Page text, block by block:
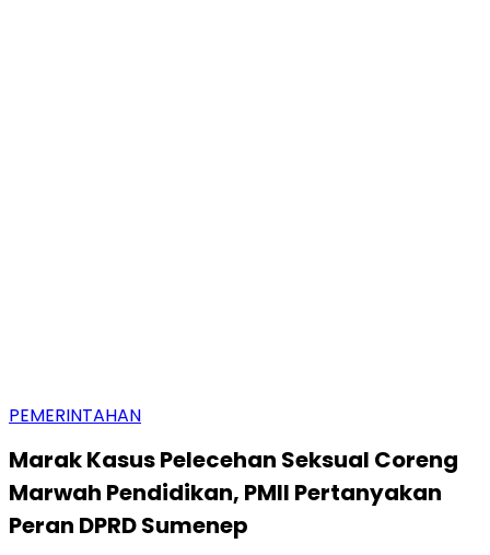
PEMERINTAHAN
Marak Kasus Pelecehan Seksual Coreng
Marwah Pendidikan, PMII Pertanyakan
Peran DPRD Sumenep